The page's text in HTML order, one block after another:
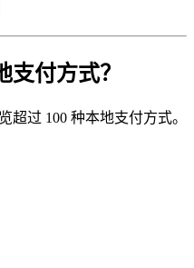
付方式？
超过 100 种本地支付方式。